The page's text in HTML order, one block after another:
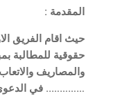
المقدمة :
حيث اقام الفريق
حقوقية للمطالبة
والمصاريف
………….. في